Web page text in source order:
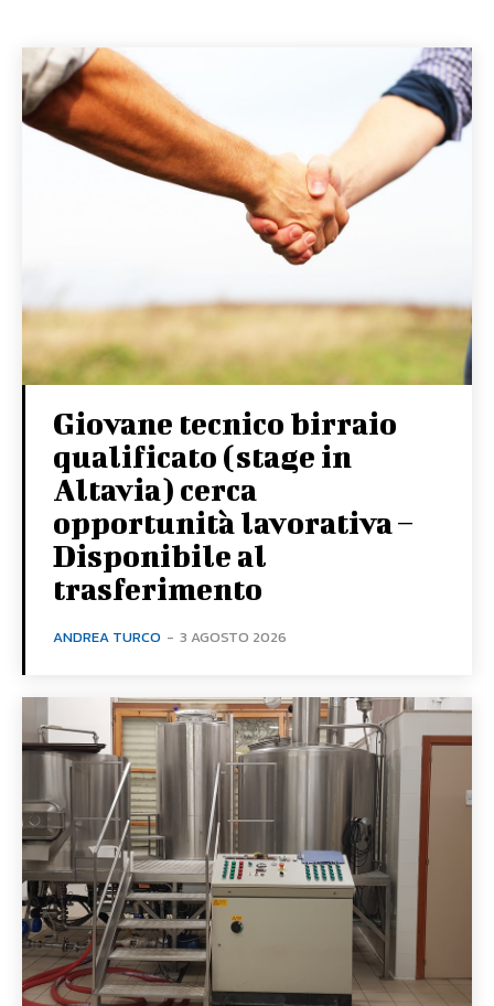
Giovane tecnico birraio
qualificato (stage in
Altavia) cerca
opportunità lavorativa –
Disponibile al
trasferimento
ANDREA TURCO - 3 AGOSTO 2026